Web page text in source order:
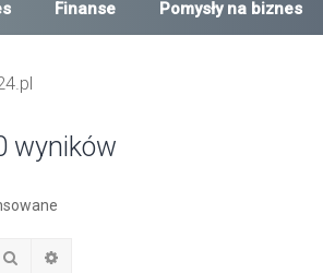
Finanse Pomysły na biznes
wyników
Szukaj